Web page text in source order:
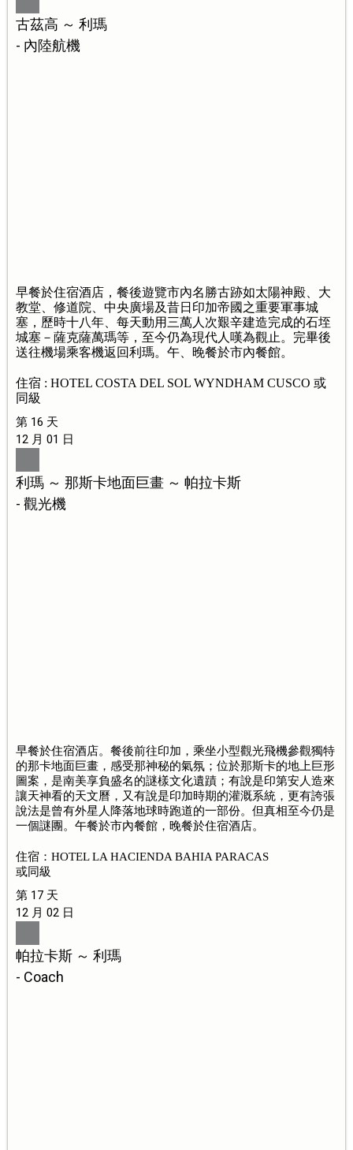
古茲高 ～ 利瑪
- 內陸航機
早餐於住宿酒店，餐後遊覽市內名勝古跡如太陽神殿、大
教堂、修道院、中央廣場及昔日印加帝國之重要軍事城
塞，歷時十八年、每天動用三萬人次艱辛建造完成的石垤
城塞－薩克薩萬瑪等，至今仍為現代人嘆為觀止。完畢後
送往機場乘客機返回利瑪。午、晚餐於市內餐館。
住宿 : HOTEL COSTA DEL SOL WYNDHAM CUSCO 或
同級
第 16 天
12 月 01 日
利瑪 ～ 那斯卡地面巨畫 ～ 帕拉卡斯
- 觀光機
早餐於住宿酒店。餐後前往印加，乘坐小型觀光飛機參觀獨特
的那卡地面巨畫，感受那神秘的氣氛；位於那斯卡的地上巨形
圖案，是南美享負盛名的謎樣文化遺蹟；有說是印第安人造來
讓天神看的天文曆，又有說是印加時期的灌溉系統，更有誇張
說法是曾有外星人降落地球時跑道的一部份。但真相至今仍是
一個謎團。午餐於市內餐館，晚餐於住宿酒店。
住宿：HOTEL LA HACIENDA BAHIA PARACAS
或同級
第 17 天
12 月 02 日
帕拉卡斯 ～ 利瑪
- Coach